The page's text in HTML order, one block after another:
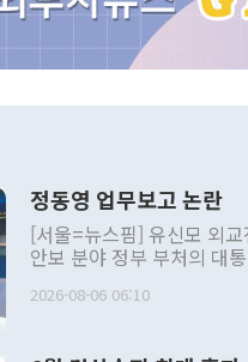
정동영 업무보고 논란
[서울=뉴스핌] 유신모 외
안보 분야 정부 부처의 대
발언 중에는 정부 내 조율
2026-08-06 06:10